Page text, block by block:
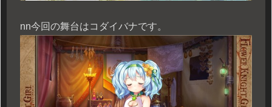
nn今回の舞台はコダイバナです。